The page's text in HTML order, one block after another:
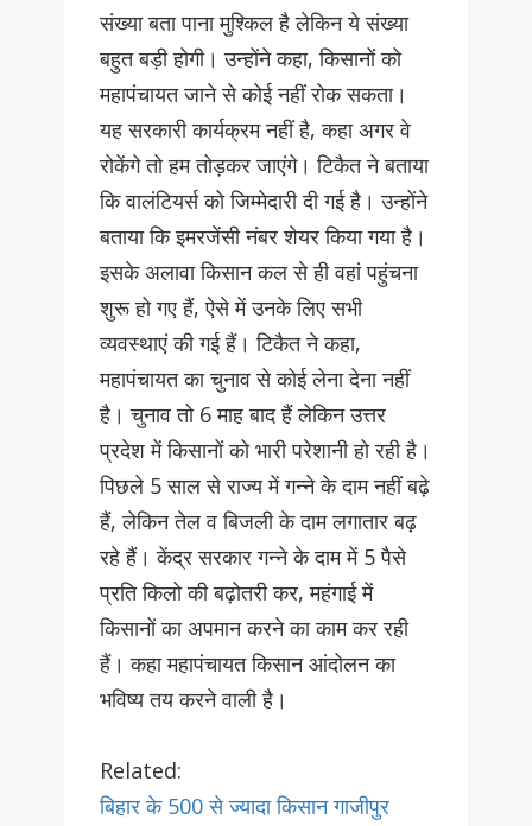
संख्या बता पाना मुश्किल है लेकिन ये संख्या
बहुत बड़ी होगी। उन्होंने कहा, किसानों को
महापंचायत जाने से कोई नहीं रोक सकता।
यह सरकारी कार्यक्रम नहीं है, कहा अगर वे
रोकेंगे तो हम तोड़कर जाएंगे। टिकैत ने बताया
कि वालंटियर्स को जिम्मेदारी दी गई है। उन्होंने
बताया कि इमरजेंसी नंबर शेयर किया गया है।
इसके अलावा किसान कल से ही वहां पहुंचना
शुरू हो गए हैं, ऐसे में उनके लिए सभी
व्यवस्थाएं की गई हैं। टिकैत ने कहा,
महापंचायत का चुनाव से कोई लेना देना नहीं
है। चुनाव तो 6 माह बाद हैं लेकिन उत्तर
प्रदेश में किसानों को भारी परेशानी हो रही है।
पिछले 5 साल से राज्य में गन्ने के दाम नहीं बढ़े
हैं, लेकिन तेल व बिजली के दाम लगातार बढ़
रहे हैं। केंद्र सरकार गन्ने के दाम में 5 पैसे
प्रति किलो की बढ़ोतरी कर, महंगाई में
किसानों का अपमान करने का काम कर रही
हैं। कहा महापंचायत किसान आंदोलन का
भविष्य तय करने वाली है।
Related:
बिहार के 500 से ज्यादा किसान गाजीपुर